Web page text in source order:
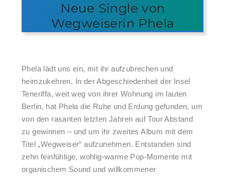
Neue Single von
Wegweiserin Phela
Phela lädt uns ein, mit ihr aufzubrechen und
heimzukehren. In der Abgeschiedenheit der Insel
Teneriffa, weit weg von ihrer Wohnung im lauten
Berlin, hat Phela die Ruhe und Erdung gefunden, um
von den rasanten letzten Jahren auf Tour Abstand
zu gewinnen – und um ihr zweites Album mit dem
Titel „Wegweiser“ aufzunehmen. Entstanden sind
zehn feinfühlige, wohlig-warme Pop-Momente mit
organischem Sound und willkommener